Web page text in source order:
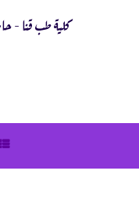
كلية طب قنا -